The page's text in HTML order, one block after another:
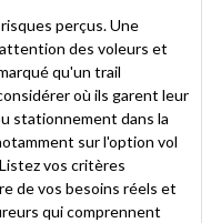
perçus. Une
des voleurs et
qu'un trail
où ils garent leur
stationnement dans la
sur l'option vol
vos critères
de vos besoins réels et
qui comprennent